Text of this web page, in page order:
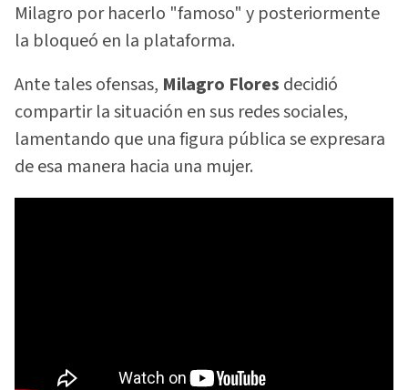
Milagro por hacerlo "famoso" y posteriormente
la bloqueó en la plataforma.
Ante tales ofensas, Milagro Flores decidió
compartir la situación en sus redes sociales,
lamentando que una figura pública se expresara
de esa manera hacia una mujer.